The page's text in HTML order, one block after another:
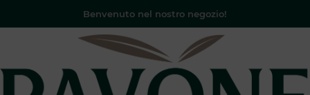
Benvenuto nel nostro negozio!